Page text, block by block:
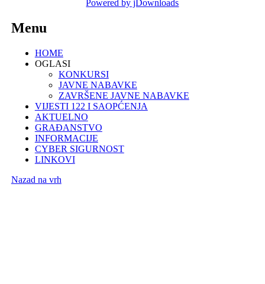
Powered by jDownloads
Menu
HOME
OGLASI
KONKURSI
JAVNE NABAVKE
ZAVRŠENE JAVNE NABAVKE
VIJESTI 122 I SAOPĆENJA
AKTUELNO
GRAĐANSTVO
INFORMACIJE
CYBER SIGURNOST
LINKOVI
Nazad na vrh